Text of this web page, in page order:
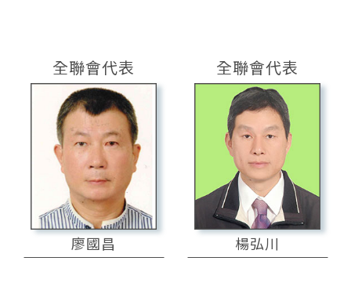
全聯會代表
廖國昌
全聯會代表
楊弘川